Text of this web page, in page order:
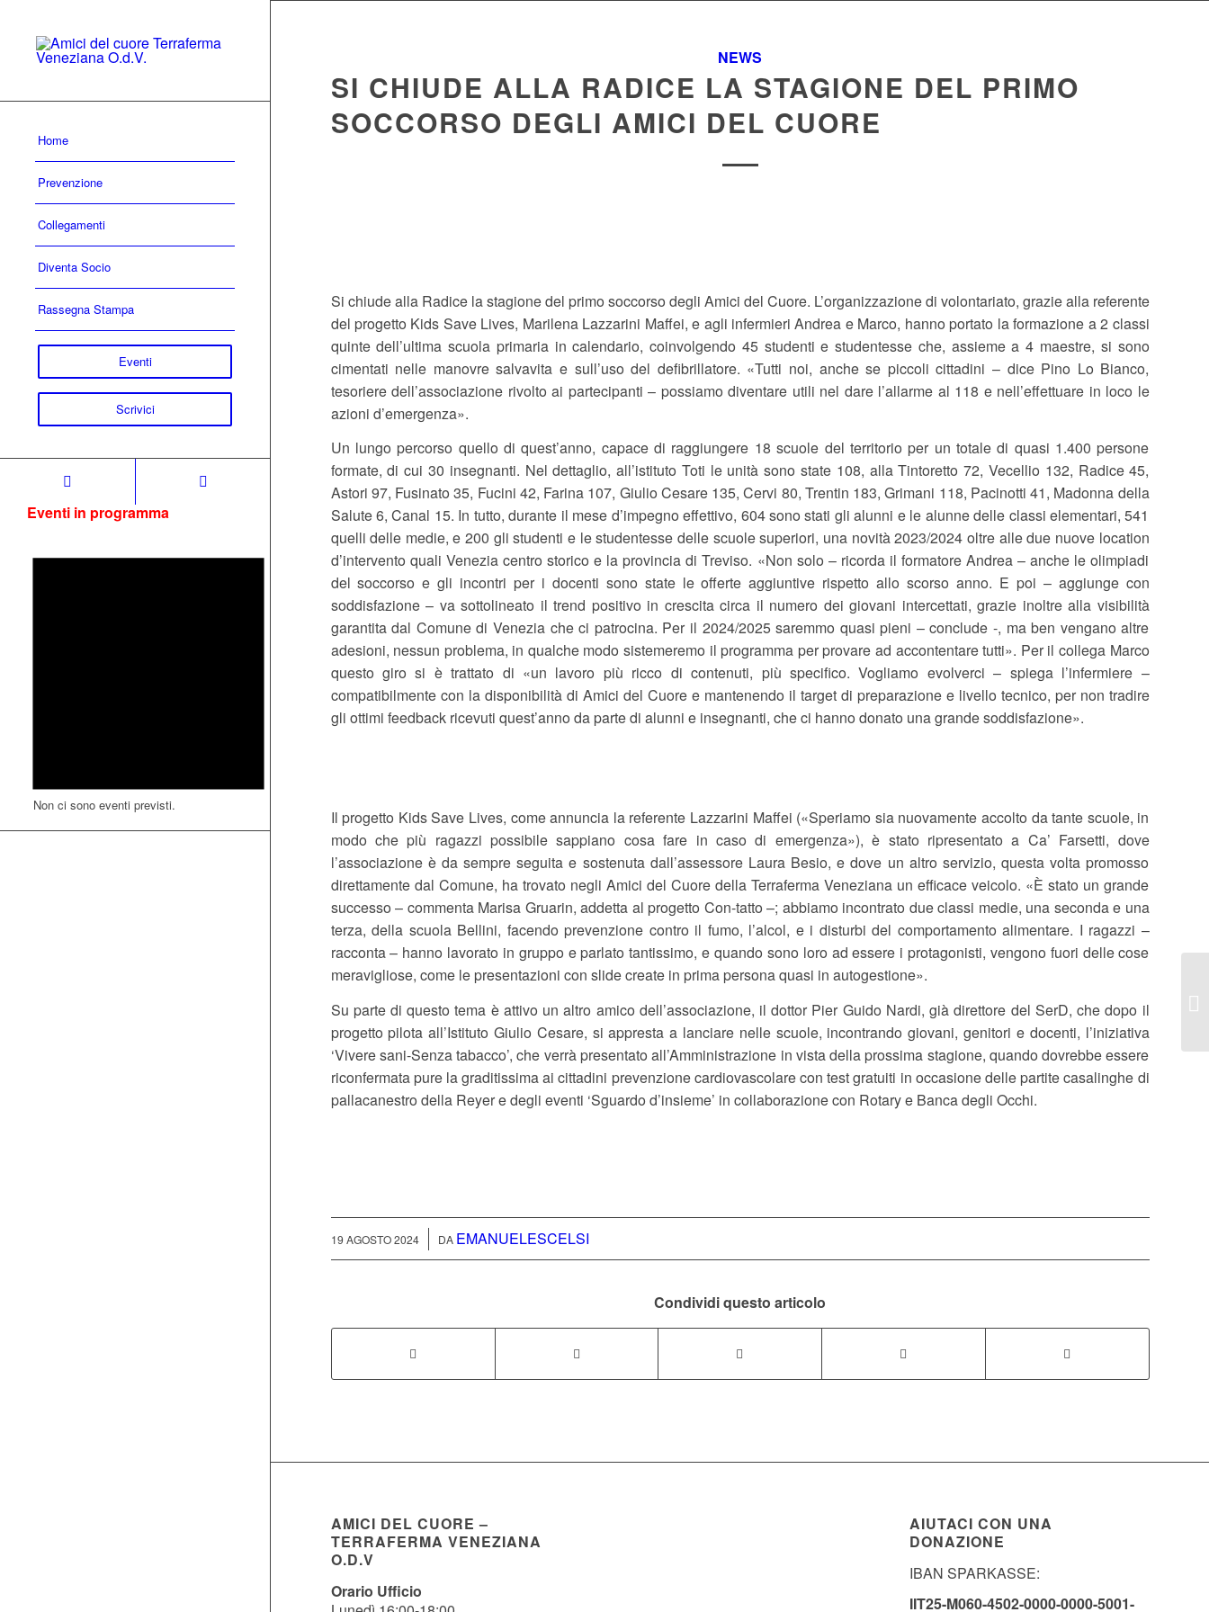
Home
Prevenzione
Collegamenti
Diventa Socio
Rassegna Stampa
Eventi
Scrivici
Eventi in programma
Non ci sono eventi previsti.
NEWS
SI CHIUDE ALLA RADICE LA STAGIONE DEL PRIMO
SOCCORSO DEGLI AMICI DEL CUORE
Si chiude alla Radice la stagione del primo soccorso degli Amici del Cuore. L’organizzazione di volontariato, grazie alla referente
del progetto Kids Save Lives, Marilena Lazzarini Maffei, e agli infermieri Andrea e Marco, hanno portato la formazione a 2 classi
quinte dell’ultima scuola primaria in calendario, coinvolgendo 45 studenti e studentesse che, assieme a 4 maestre, si sono
cimentati nelle manovre salvavita e sull’uso del defibrillatore. «Tutti noi, anche se piccoli cittadini – dice Pino Lo Bianco,
tesoriere dell’associazione rivolto ai partecipanti – possiamo diventare utili nel dare l’allarme al 118 e nell’effettuare in loco le
azioni d’emergenza».
Un lungo percorso quello di quest’anno, capace di raggiungere 18 scuole del territorio per un totale di quasi 1.400 persone
formate, di cui 30 insegnanti. Nel dettaglio, all’istituto Toti le unità sono state 108, alla Tintoretto 72, Vecellio 132, Radice 45,
Astori 97, Fusinato 35, Fucini 42, Farina 107, Giulio Cesare 135, Cervi 80, Trentin 183, Grimani 118, Pacinotti 41, Madonna della
Salute 6, Canal 15. In tutto, durante il mese d’impegno effettivo, 604 sono stati gli alunni e le alunne delle classi elementari, 541
quelli delle medie, e 200 gli studenti e le studentesse delle scuole superiori, una novità 2023/2024 oltre alle due nuove location
d’intervento quali Venezia centro storico e la provincia di Treviso. «Non solo – ricorda il formatore Andrea – anche le olimpiadi
del soccorso e gli incontri per i docenti sono state le offerte aggiuntive rispetto allo scorso anno. E poi – aggiunge con
soddisfazione – va sottolineato il trend positivo in crescita circa il numero dei giovani intercettati, grazie inoltre alla visibilità
garantita dal Comune di Venezia che ci patrocina. Per il 2024/2025 saremmo quasi pieni – conclude -, ma ben vengano altre
adesioni, nessun problema, in qualche modo sistemeremo il programma per provare ad accontentare tutti». Per il collega Marco
questo giro si è trattato di «un lavoro più ricco di contenuti, più specifico. Vogliamo evolverci – spiega l’infermiere –
compatibilmente con la disponibilità di Amici del Cuore e mantenendo il target di preparazione e livello tecnico, per non tradire
gli ottimi feedback ricevuti quest’anno da parte di alunni e insegnanti, che ci hanno donato una grande soddisfazione».
Il progetto Kids Save Lives, come annuncia la referente Lazzarini Maffei («Speriamo sia nuovamente accolto da tante scuole, in
modo che più ragazzi possibile sappiano cosa fare in caso di emergenza»), è stato ripresentato a Ca’ Farsetti, dove
l’associazione è da sempre seguita e sostenuta dall’assessore Laura Besio, e dove un altro servizio, questa volta promosso
direttamente dal Comune, ha trovato negli Amici del Cuore della Terraferma Veneziana un efficace veicolo. «È stato un grande
successo – commenta Marisa Gruarin, addetta al progetto Con-tatto –; abbiamo incontrato due classi medie, una seconda e una
terza, della scuola Bellini, facendo prevenzione contro il fumo, l’alcol, e i disturbi del comportamento alimentare. I ragazzi –
racconta – hanno lavorato in gruppo e parlato tantissimo, e quando sono loro ad essere i protagonisti, vengono fuori delle cose
meravigliose, come le presentazioni con slide create in prima persona quasi in autogestione».
Su parte di questo tema è attivo un altro amico dell’associazione, il dottor Pier Guido Nardi, già direttore del SerD, che dopo il
progetto pilota all’Istituto Giulio Cesare, si appresta a lanciare nelle scuole, incontrando giovani, genitori e docenti, l’iniziativa
‘Vivere sani-Senza tabacco’, che verrà presentato all’Amministrazione in vista della prossima stagione, quando dovrebbe essere
riconfermata pure la graditissima ai cittadini prevenzione cardiovascolare con test gratuiti in occasione delle partite casalinghe di
pallacanestro della Reyer e degli eventi ‘Sguardo d’insieme’ in collaborazione con Rotary e Banca degli Occhi.
19 AGOSTO 2024 DA EMANUELESCELSI
Condividi questo articolo
AMICI DEL CUORE –
TERRAFERMA VENEZIANA
O.D.V
Orario Ufficio
AIUTACI CON UNA
DONAZIONE
IBAN SPARKASSE:
IIT25-M060-4502-0000-0000-5001-